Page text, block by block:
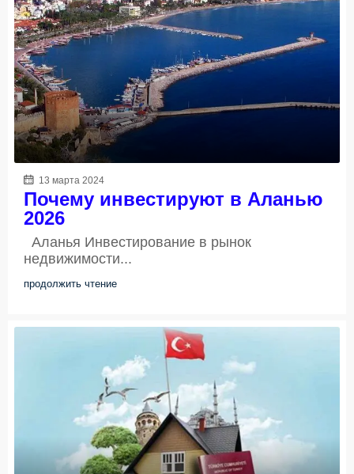
13 марта 2024
Почему инвестируют в Аланью
2026
Аланья Инвестирование в рынок
недвижимости...
продолжить чтение